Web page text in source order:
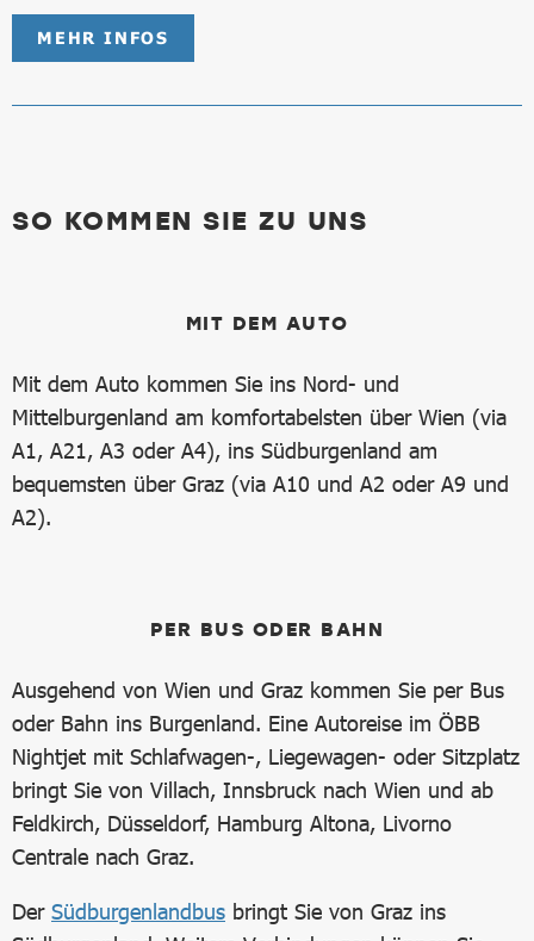
MEHR INFOS
SO KOMMEN SIE ZU UNS
MIT DEM AUTO
Mit dem Auto kommen Sie ins Nord- und
Mittelburgenland am komfortabelsten über Wien (via
A1, A21, A3 oder A4), ins Südburgenland am
bequemsten über Graz (via A10 und A2 oder A9 und
A2).
PER BUS ODER BAHN
Ausgehend von Wien und Graz kommen Sie per Bus
oder Bahn ins Burgenland. Eine Autoreise im ÖBB
Nightjet mit Schlafwagen-, Liegewagen- oder Sitzplatz
bringt Sie von Villach, Innsbruck nach Wien und ab
Feldkirch, Düsseldorf, Hamburg Altona, Livorno
Centrale nach Graz.
Der Südburgenlandbus bringt Sie von Graz ins